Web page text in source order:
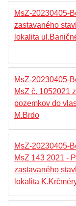
MsZ-20230405-
zastavaného
lokalita
MsZ-20230405-
MsZ č. 1052021
pozemkov do
M.Brdo
MsZ-20230405-
MsZ 143 2021 -
zastavaného
lokalita